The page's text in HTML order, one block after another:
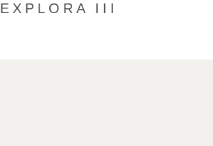
EXPLORA III